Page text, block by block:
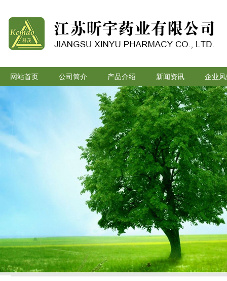
网站首页 公司简介 产品介绍 新闻资讯 企业